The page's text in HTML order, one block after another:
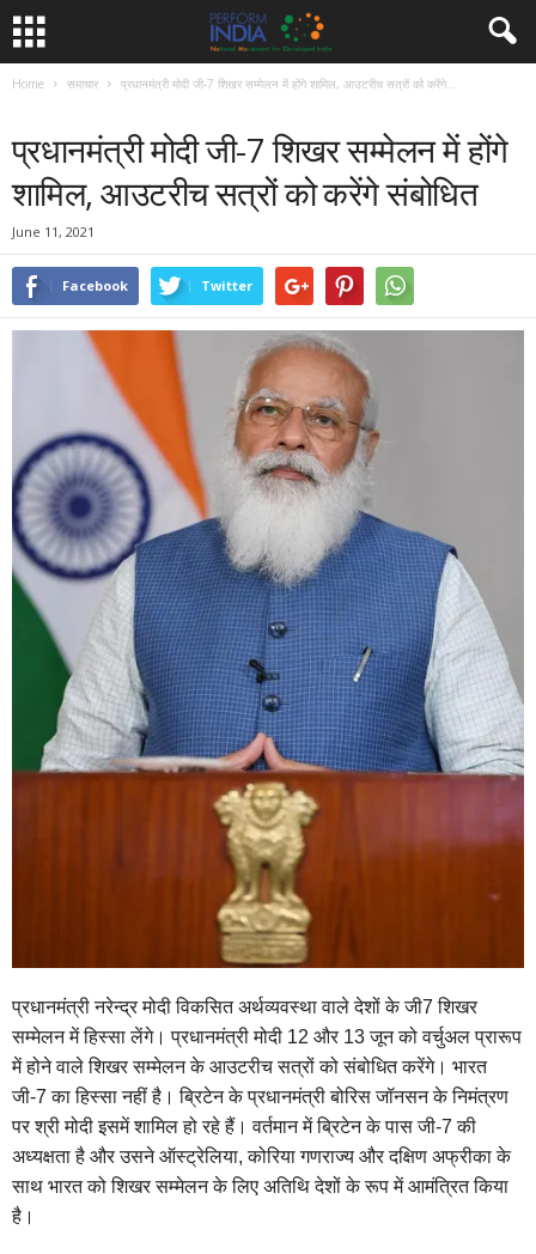
Home समाचार प्रधानमंत्री मोदी जी-7 शिखर सम्मेलन में होंगे शामिल, आउटरीच सत्रों को करेंगे...
प्रधानमंत्री मोदी जी-7 शिखर सम्मेलन में होंगे
शामिल, आउटरीच सत्रों को करेंगे संबोधित
June 11, 2021
Facebook Twitter
प्रधानमंत्री नरेन्‍द्र मोदी विकसित अर्थव्यवस्था वाले देशों के जी7 शिखर
सम्मेलन में हिस्सा लेंगे। प्रधानमंत्री मोदी 12 और 13 जून को वर्चुअल प्रारूप
में होने वाले शिखर सम्मेलन के आउटरीच सत्रों को संबोधित करेंगे। भारत
जी-7 का हिस्सा नहीं है। ब्रिटेन के प्रधानमंत्री बोरिस जॉनसन के निमंत्रण
पर श्री मोदी इसमें शामिल हो रहे हैं। वर्तमान में ब्रिटेन के पास जी-7 की
अध्‍यक्षता है और उसने ऑस्ट्रेलिया, कोरिया गणराज्य और दक्षिण अफ्रीका के
साथ भारत को शिखर सम्मेलन के लिए अतिथि देशों के रूप में आमंत्रित किया
है।